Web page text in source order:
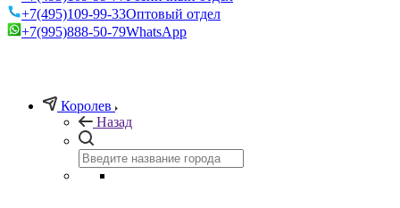
+7(495)109-99-33Оптовый отдел
+7(995)888-50-79WhatsApp
Королев
Назад